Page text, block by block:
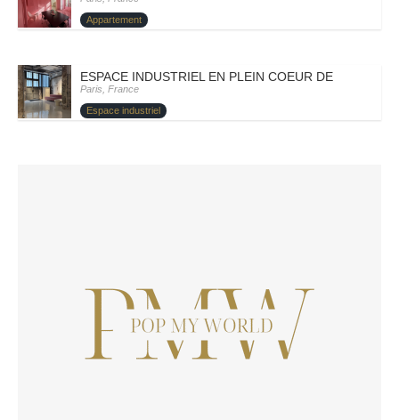
Appartement
ESPACE INDUSTRIEL EN PLEIN COEUR DE PARIS –
Paris, France
Espace industriel